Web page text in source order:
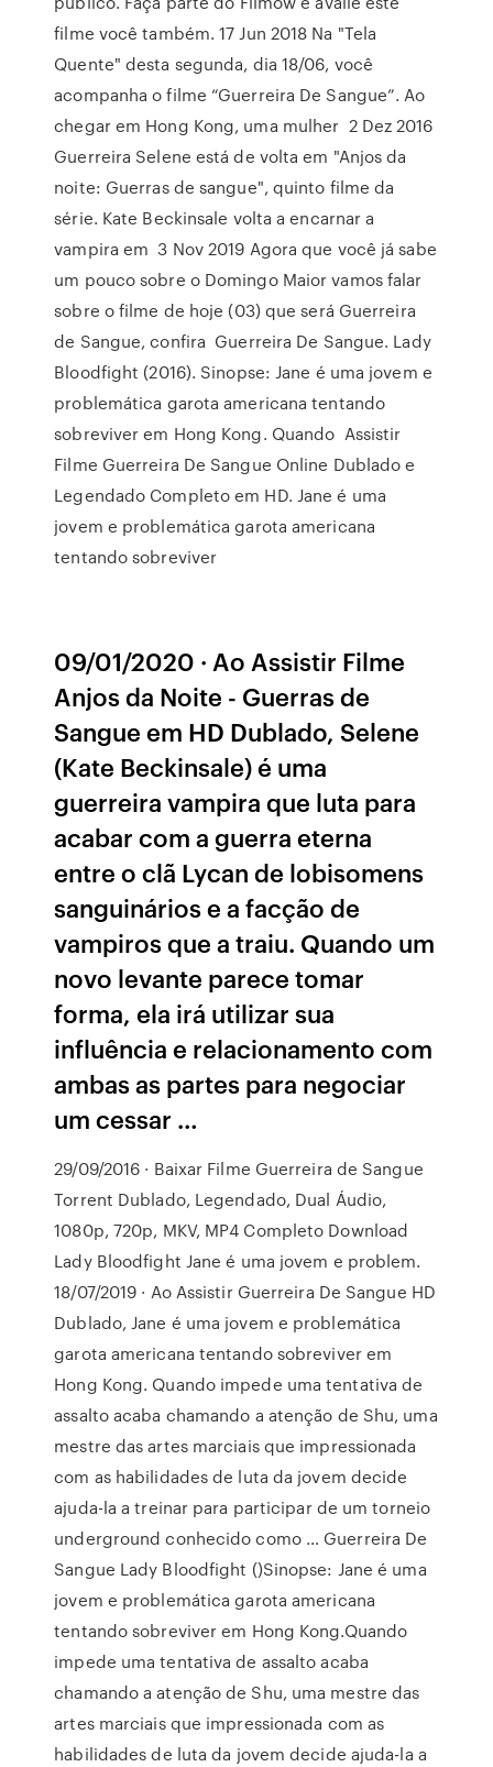
filme você também. 17 Jun 2018 Na "Tela
Quente" desta segunda, dia 18/06, você
acompanha o filme “Guerreira De Sangue”. Ao
chegar em Hong Kong, uma mulher 2 Dez 2016
Guerreira Selene está de volta em "Anjos da
noite: Guerras de sangue", quinto filme da
série. Kate Beckinsale volta a encarnar a
vampira em 3 Nov 2019 Agora que você já sabe
um pouco sobre o Domingo Maior vamos falar
sobre o filme de hoje (03) que será Guerreira
de Sangue, confira Guerreira De Sangue. Lady
Bloodfight (2016). Sinopse: Jane é uma jovem e
problemática garota americana tentando
sobreviver em Hong Kong. Quando Assistir
Filme Guerreira De Sangue Online Dublado e
Legendado Completo em HD. Jane é uma
jovem e problemática garota americana
tentando sobreviver
09/01/2020 · Ao Assistir Filme
Anjos da Noite - Guerras de
Sangue em HD Dublado, Selene
(Kate Beckinsale) é uma
guerreira vampira que luta para
acabar com a guerra eterna
entre o clã Lycan de lobisomens
sanguinários e a facção de
vampiros que a traiu. Quando um
novo levante parece tomar
forma, ela irá utilizar sua
influência e relacionamento com
ambas as partes para negociar
um cessar …
29/09/2016 · Baixar Filme Guerreira de Sangue
Torrent Dublado, Legendado, Dual Áudio,
1080p, 720p, MKV, MP4 Completo Download
Lady Bloodfight Jane é uma jovem e problem.
18/07/2019 · Ao Assistir Guerreira De Sangue HD
Dublado, Jane é uma jovem e problemática
garota americana tentando sobreviver em
Hong Kong. Quando impede uma tentativa de
assalto acaba chamando a atenção de Shu, uma
mestre das artes marciais que impressionada
com as habilidades de luta da jovem decide
ajuda-la a treinar para participar de um torneio
underground conhecido como … Guerreira De
Sangue Lady Bloodfight ()Sinopse: Jane é uma
jovem e problemática garota americana
tentando sobreviver em Hong Kong.Quando
impede uma tentativa de assalto acaba
chamando a atenção de Shu, uma mestre das
artes marciais que impressionada com as
habilidades de luta da jovem decide ajuda-la a